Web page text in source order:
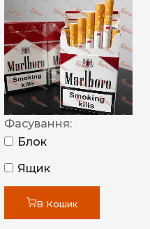
Фасування:
Блок
Ящик
В Кошик